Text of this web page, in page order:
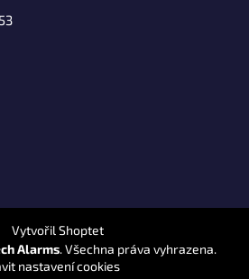
Vytvořil Shoptet
Alarms. Všechna práva vyhrazena.
nastavení cookies